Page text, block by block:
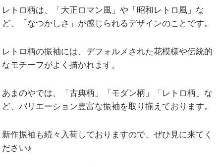
レトロ柄は、「大正ロマン風」や「昭和レトロ風」な
ど、「なつかしさ」が感じられるデザインのことです。
レトロ柄の振袖には、デフォルメされた花模様や伝統的
なモチーフがよく描かれます。
あまのやでは、「古典柄」「モダン柄」「レトロ柄」な
ど、バリエーション豊富な振袖を取り揃えております。
新作振袖も続々入荷しておりますので、ぜひ見に来てく
ださい♪